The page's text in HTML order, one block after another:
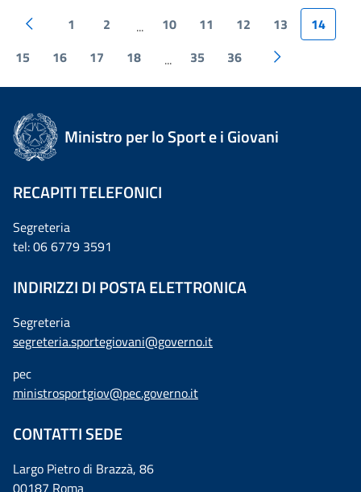
1 2 ... 10 11 12 13
14
15
16 17 18 ... 35 36
Ministro per lo Sport e i Giovani
RECAPITI TELEFONICI
Segreteria
tel: 06 6779 3591
INDIRIZZI DI POSTA ELETTRONICA
Segreteria
segreteria.sportegiovani@governo.it
pec
ministrosportgiov@pec.governo.it
CONTATTI SEDE
Largo Pietro di Brazzà, 86